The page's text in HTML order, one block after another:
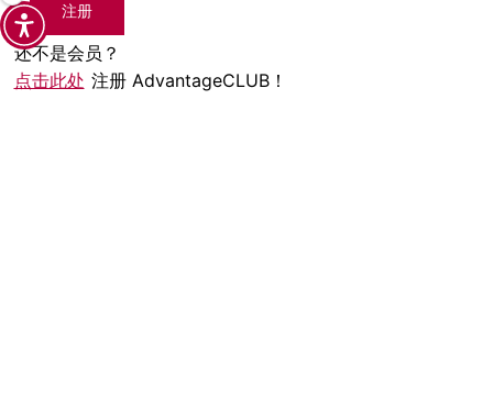
注册
还不是会员？
点击此处 注册 AdvantageCLUB！